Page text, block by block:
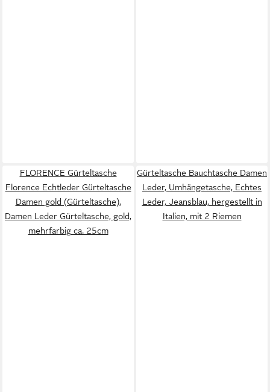
FLORENCE Gürteltasche
Florence Echtleder Gürteltasche
Damen gold (Gürteltasche),
Damen Leder Gürteltasche, gold,
mehrfarbig ca. 25cm
Gürteltasche Bauchtasche Damen
Leder, Umhängetasche, Echtes
Leder, Jeansblau, hergestellt in
Italien, mit 2 Riemen